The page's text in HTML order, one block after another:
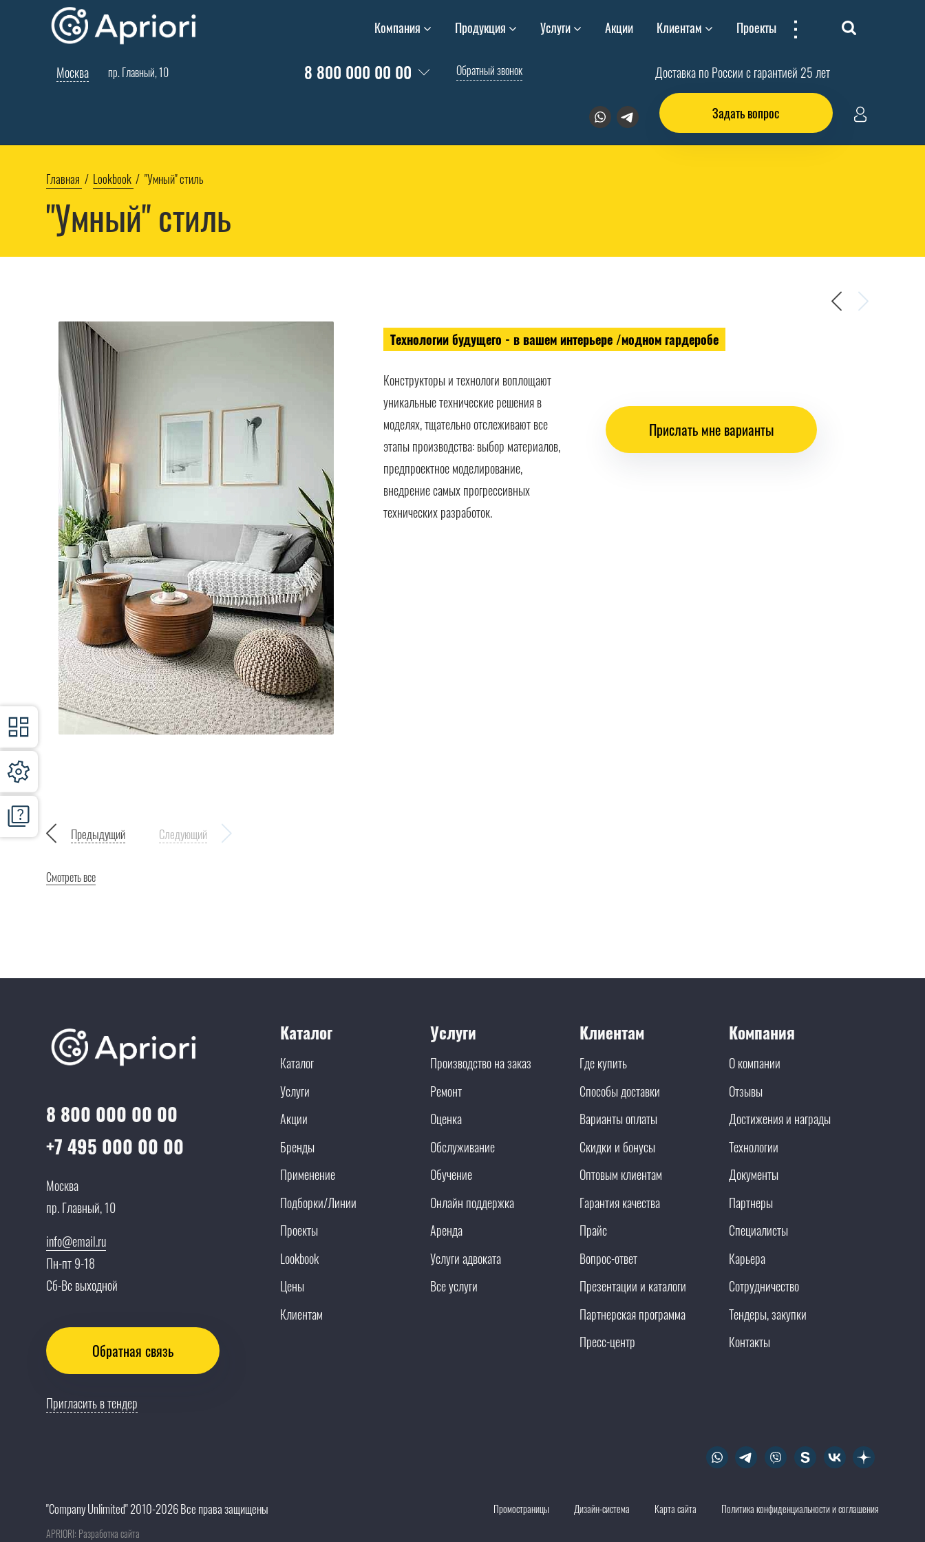
Компания Продукция Услуги Акции Клиентам Проекты ...
Москва пр. Главный, 10 8 800 000 00 00 Обратный звонок Доставка по России с гарантией 25 лет
Задать вопрос
Главная Lookbook "Умный" стиль
"Умный" стиль
Технологии будущего - в вашем интерьере /модном гардеробе
Прислать мне варианты
Конструкторы и технологи воплощают
уникальные технические решения в
моделях, тщательно отслеживают все
этапы производства: выбор материалов,
предпроектное моделирование,
внедрение самых прогрессивных
технических разработок.
Предыдущий Следующий
Смотреть все
8 800 000 00 00
+7 495 000 00 00
Москва
пр. Главный, 10
info@email.ru
Пн-пт 9-18
Сб-Вс выходной
Обратная связь
Пригласить в тендер
Каталог
Каталог
Услуги
Акции
Бренды
Применение
Подборки/Линии
Проекты
Lookbook
Цены
Клиентам
Услуги
Производство на заказ
Ремонт
Оценка
Обслуживание
Обучение
Онлайн поддержка
Аренда
Услуги адвоката
Все услуги
Клиентам
Где купить
Способы доставки
Варианты оплаты
Скидки и бонусы
Оптовым клиентам
Гарантия качества
Прайс
Вопрос-ответ
Презентации и каталоги
Партнерская программа
Пресс-центр
Компания
О компании
Отзывы
Достижения и награды
Технологии
Документы
Партнеры
Специалисты
Карьера
Сотрудничество
Тендеры, закупки
Контакты
"Company Unlimited" 2010-2026 Все права защищены Промостраницы Дизайн-система Карта сайта
Политика конфиденциальности и соглашения
APRIORI: Разработка сайта